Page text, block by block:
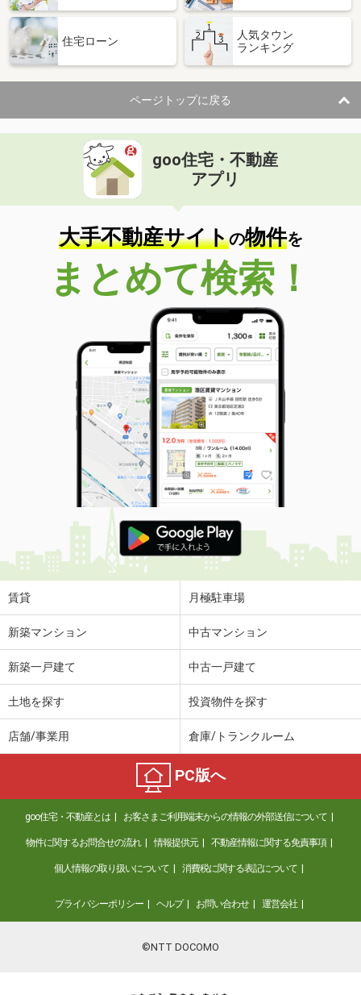
住宅ローン
人気タウン
ランキング
ページトップに戻る
goo住宅・不動産
アプリ
大手不動産サイトの物件を
まとめて検索！
賃貸 月極駐車場
新築マンション 中古マンション
新築一戸建て 中古一戸建て
土地を探す 投資物件を探す
店舗/事業用 倉庫/トランクルーム
PC版へ
goo住宅・不動産とは お客さまご利用端末からの情報の外部送信について
物件に関するお問合せの流れ 情報提供元 不動産情報に関する免責事項
個人情報の取り扱いについて 消費税に関する表記について
プライバシーポリシー ヘルプ お問い合わせ 運営会社
©NTT DOCOMO